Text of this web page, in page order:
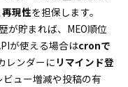
現性を担保します。
が貯まれば、MEO順位
が使える場合はcronで
レンダーに リマインド登
ュー増減や投稿の有